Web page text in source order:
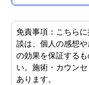
免責事項：こちら
談は、個人の感想
の効果を保証する
い。施術・カウン
あります。